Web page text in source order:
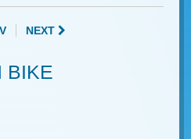
NEXT
BIKE